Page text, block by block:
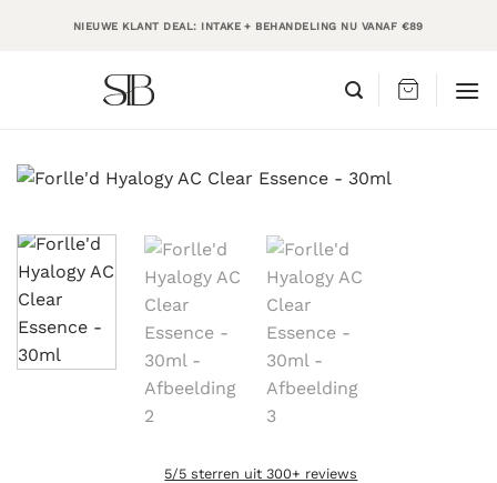
NIEUWE KLANT DEAL: INTAKE + BEHANDELING NU VANAF €89
5/5 sterren uit 300+ reviews